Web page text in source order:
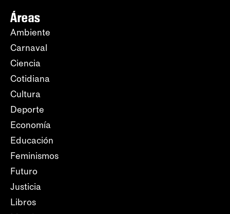
Áreas
Ambiente
Carnaval
Ciencia
Cotidiana
Cultura
Deporte
Economía
Educación
Feminismos
Futuro
Justicia
Libros